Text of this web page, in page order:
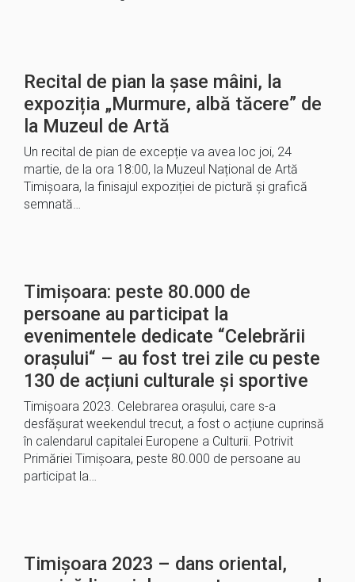
Recital de pian la șase mâini, la
expoziția „Murmure, albă tăcere” de
la Muzeul de Artă
Un recital de pian de excepție va avea loc joi, 24
martie, de la ora 18:00, la Muzeul Național de Artă
Timișoara, la finisajul expoziției de pictură și grafică
semnată…
Timișoara: peste 80.000 de
persoane au participat la
evenimentele dedicate “Celebrării
orașului“ – au fost trei zile cu peste
130 de acțiuni culturale și sportive
Timișoara 2023. Celebrarea orașului, care s-a
desfășurat weekendul trecut, a fost o acțiune cuprinsă
în calendarul capitalei Europene a Culturii. Potrivit
Primăriei Timișoara, peste 80.000 de persoane au
participat la…
Timișoara 2023 – dans oriental,